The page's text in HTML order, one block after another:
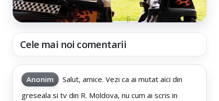
Cele mai noi comentarii
Anonim
Salut, amice. Vezi ca ai mutat aici din
greseala si tv din R. Moldova, nu cum ai scris in